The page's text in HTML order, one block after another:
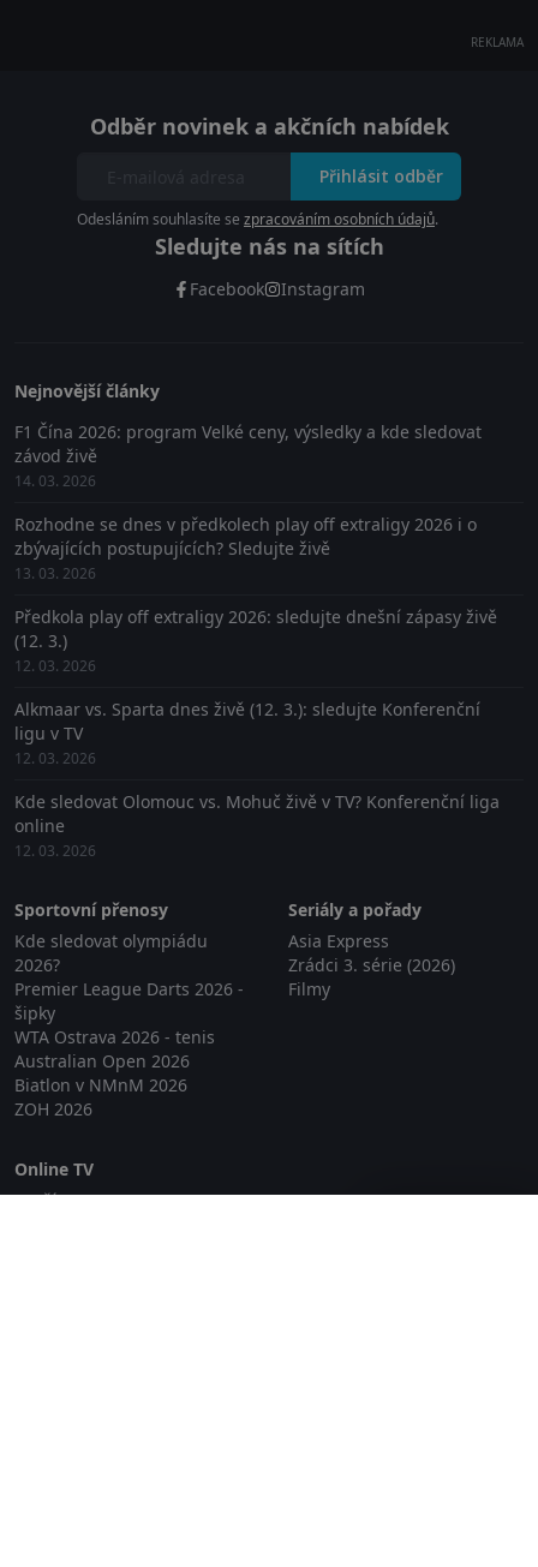
REKLAMA
Odběr novinek a akčních nabídek
Přihlásit odběr
Odesláním souhlasíte se zpracováním osobních údajů.
Sledujte nás na sítích
Facebook Instagram
Nejnovější články
F1 Čína 2026: program Velké ceny, výsledky a kde sledovat
závod živě
14. 03. 2026
Rozhodne se dnes v předkolech play off extraligy 2026 i o
zbývajících postupujících? Sledujte živě
13. 03. 2026
Předkola play off extraligy 2026: sledujte dnešní zápasy živě
(12. 3.)
12. 03. 2026
Alkmaar vs. Sparta dnes živě (12. 3.): sledujte Konferenční
ligu v TV
12. 03. 2026
Kde sledovat Olomouc vs. Mohuč živě v TV? Konferenční liga
online
12. 03. 2026
Sportovní přenosy
Kde sledovat olympiádu
2026?
Premier League Darts 2026 -
šipky
WTA Ostrava 2026 - tenis
Australian Open 2026
Biatlon v NMnM 2026
ZOH 2026
Seriály a pořady
Asia Express
Zrádci 3. série (2026)
Filmy
Online TV
Lepší.TV